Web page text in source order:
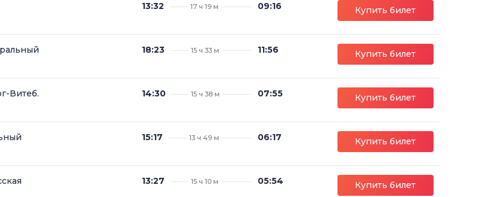
13:32 17 ч 19 м 09:16 Купить билет
18:23 15 ч 33 м 11:56 Купить билет
Витеб. 14:30 15 ч 38 м 07:55 Купить билет
15:17 13 ч 49 м 06:17 Купить билет
13:27 15 ч 10 м 05:54 Купить билет